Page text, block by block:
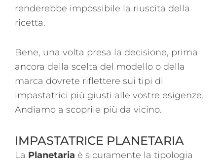
renderebbe impossibile la riuscita della
ricetta.
Bene, una volta presa la decisione, prima
ancora della scelta del modello o della
marca dovrete riflettere sui tipi di
impastatrici più giusti alle vostre esigenze.
Andiamo a scoprile più da vicino.
IMPASTATRICE PLANETARIA
La Planetaria è sicuramente la tipologia